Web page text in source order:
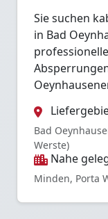
Sie suchen
in Bad
Bad
Werste)
Nahe
Minden, Porta